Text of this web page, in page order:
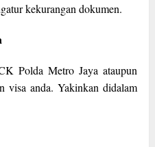
kekurangan dokumen.
Polda Metro Jaya ataupun
visa anda. Yakinkan didalam